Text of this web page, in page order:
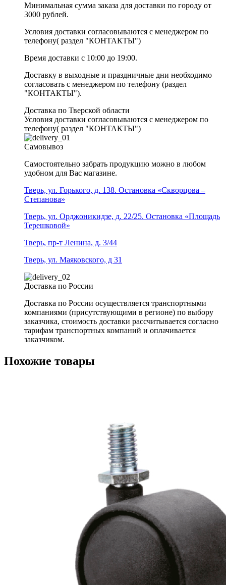
Минимальная сумма заказа для доставки по городу от
3000 рублей.
Условия доставки согласовываются с менеджером по
телефону( раздел "КОНТАКТЫ")
Время доставки с 10:00 до 19:00.
Доставку в выходные и праздничные дни необходимо
согласовать с менеджером по телефону (раздел
"КОНТАКТЫ").
Доставка по Тверской области
Условия доставки согласовываются с менеджером по
телефону( раздел "КОНТАКТЫ")
Самовывоз
Самостоятельно забрать продукцию можно в любом
удобном для Вас магазине.
Тверь, ул. Горького, д. 138. Остановка «Скворцова –
Степанова»
Тверь, ул. Орджоникидзе, д. 22/25. Остановка «Площадь
Терешковой»
Тверь, пр-т Ленина, д. 3/44
Тверь, ул. Маяковского, д 31
Доставка по России
Доставка по России осуществляется транспортными
компаниями (присутствующими в регионе) по выбору
заказчика, стоимость доставки рассчитывается согласно
тарифам транспортных компаний и оплачивается
заказчиком.
Похожие товары